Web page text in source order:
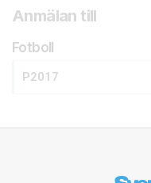
Anmälan till
Fotboll
P2017